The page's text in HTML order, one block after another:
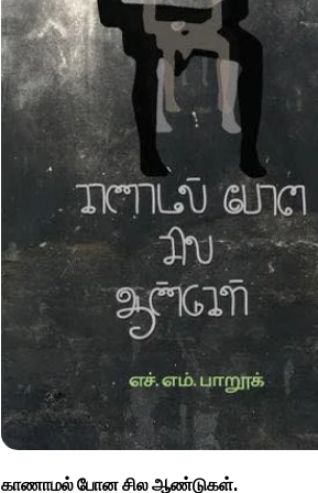
காணாமல் போன சில ஆண்டுகள்.